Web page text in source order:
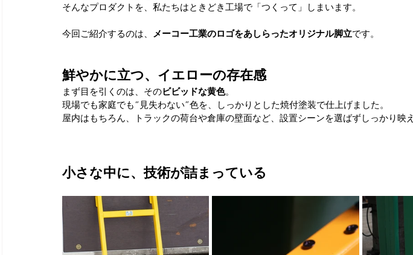
そんなプロダクトを、私たちはときどき工場で「つくって」しまいます。
今回ご紹介するのは、 メーコー工業のロゴをあしらったオリジナル脚立です。
鮮やかに立つ、イエローの存在感
まず目を引くのは、そのビビッドな黄色。
現場でも家庭でも“見失わない”色を、しっかりとした焼付塗装で仕上げました。
屋内はもちろん、トラックの荷台や倉庫の壁面など、設置シーンを選ばずしっかり映え
小さな中に、技術が詰まっている